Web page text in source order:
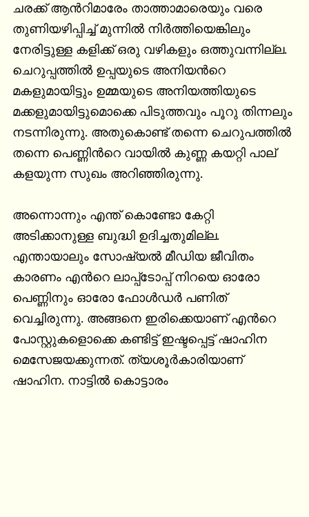
ചരക്ക് ആന്‍റിമാരേം താത്താമാരെയും വരെ
തുണിയഴിപ്പിച്ച് മുന്നില്‍ നിര്‍ത്തിയെങ്കിലും
നേരിട്ടുള്ള കളിക്ക് ഒരു വഴികളും ഒത്തുവന്നില്ല.
ചെറുപ്പത്തില്‍ ഉപ്പയുടെ അനിയന്‍റെ
മകളുമായിട്ടും ഉമ്മയുടെ അനിയത്തിയുടെ
മക്കളുമായിട്ടുമൊക്കെ പിടുത്തവും പൂറു തിന്നലും
നടന്നിരുന്നു. അതുകൊണ്ട് തന്നെ ചെറുപത്തില്‍
തന്നെ പെണ്ണിന്‍റെ വായില്‍ കുണ്ണ കയറ്റി പാല്
കളയുന്ന സുഖം അറിഞ്ഞിരുന്നു.
അന്നൊന്നും എന്ത് കൊണ്ടോ കേറ്റി
അടിക്കാനുള്ള ബുദ്ധി ഉദിച്ചതുമില്ല.
എന്തായാലും സോഷ്യല്‍ മീഡിയ ജീവിതം
കാരണം എന്‍റെ ലാപ്പ്ടോപ്പ് നിറയെ ഓരോ
പെണ്ണിനും ഓരോ ഫോള്‍ഡര്‍ പണിത്
വെച്ചിരുന്നു. അങ്ങനെ ഇരിക്കെയാണ് എന്‍റെ
പോസ്റ്റുകളൊക്കെ കണ്ടിട്ട് ഇഷ്ടപ്പെട്ട് ഷാഹിന
മെസേജയക്കുന്നത്. ത്യശൂര്‍കാരിയാണ്
ഷാഹിന. നാട്ടില്‍ കൊട്ടാരം